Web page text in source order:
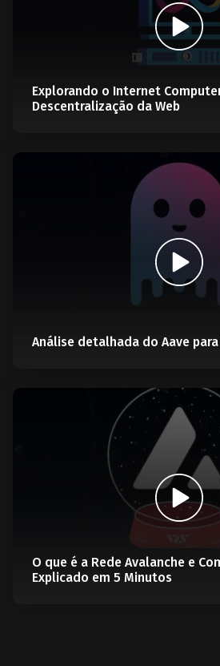
Explorando o Internet
Descentralização da Web
Análise detalhada do Aave
O que é a Rede Avalanche e
Explicado em 5 Minutos